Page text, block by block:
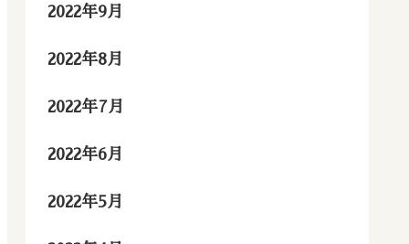
2022年9月
2022年8月
2022年7月
2022年6月
2022年5月